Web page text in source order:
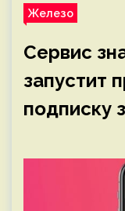
Железо
Сервис
запустит
подписку